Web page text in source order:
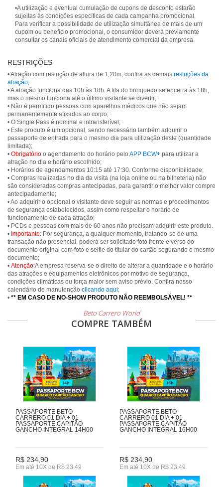
•A utilização e eventual cumulação de cupons de desconto estarão
sujeitas às condições específicas de cada campanha promocional.
Para verificar a possibilidade de utilização simultânea de mais de um
cupom ou benefício promocional, o consumidor deverá previamente
consultar os canais oficiais de atendimento comercial da empresa.
RESTRIÇÕES
• Atração com restrição de altura de 1,20m, confira as demais restrições da
atração;
• A atração funciona das 10h às 18h. A fila do brinquedo se encerra às 18h,
mas o mesmo funciona até o último visitante se divertir;
• Não é permitido pessoas com aparelhos médicos que não sejam
permanentemente afixados ao corpo;
• O Single Pass é nominal e intransferível;
• Este produto é um opcional, sendo necessário também adquirir o
passaporte de entrada para o mesmo dia para utilização deste (quantidade
limitada);
• Obrigatório o agendamento do horário pelo APP BCW+ para utilizar a
atração no dia e horário escolhido;
• Horários de agendamentos 10:15 até 17:30. Conforme disponibilidade;
• Compras realizadas no dia da visita (na loja online ou na bilheteria) não
são consideradas compras antecipadas, para garantir o melhor valor compre
antecipadamente;
• Ao adquirir o opcional o visitante deve seguir as normas e procedimentos
de segurança estabelecidos, assim como respeitar o horário de
funcionamento de cada atração;
• PCDs e pessoas com mais de 60 anos não precisam adquirir este produto.
• Importante: Por segurança, a qualquer momento, tratando-se de uma
transação não presencial, poderá ser solicitado foto frente e verso do
documento original com foto e selfie do titular do cartão segurando o mesmo
documento;
• Atenção:A empresa reserva-se o direito de alterar a quantidade e o horário
das atrações e equipamentos eletrônicos por motivo de segurança,
condições climáticas ou força maior sem aviso prévio. Confira nosso
calendário de manutenção clicando aqui;
• ** EM CASO DE NO-SHOW PRODUTO NÃO REEMBOLSÁVEL! **
Beto Carrero World
COMPRE TAMBÉM
PASSAPORTE BETO
CARRERO 01 DIA + 01
PASSAPORTE CAPITÃO
GANCHO INTEGRAL 14H00
R$ 234,90
Em até 10X de R$ 23,49
PASSAPORTE BETO
CARRERO 01 DIA + 01
PASSAPORTE CAPITÃO
GANCHO INTEGRAL 16H00
R$ 234,90
Em até 10X de R$ 23,49